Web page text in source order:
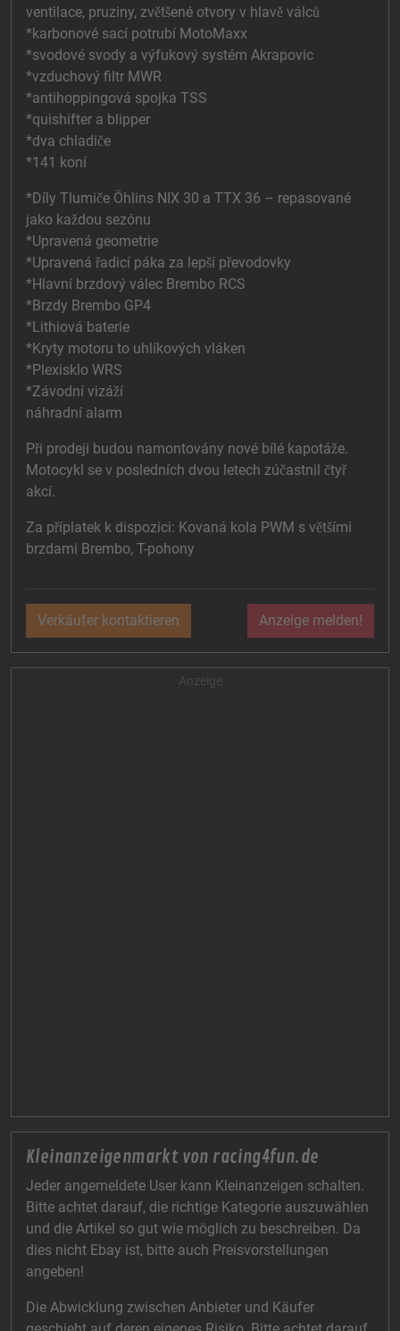
ventilace, pruziny, zvětšené otvory v hlavě válců
*karbonové sací potrubí MotoMaxx
*svodové svody a výfukový systém Akrapovic
*vzduchový filtr MWR
*antihoppingová spojka TSS
*quishifter a blipper
*dva chladiče
*141 koní
*Díly Tlumiče Öhlins NIX 30 a TTX 36 – repasované
jako každou sezónu
*Upravená geometrie
*Upravená řadicí páka za lepší převodovky
*Hlavní brzdový válec Brembo RCS
*Brzdy Brembo GP4
*Lithiová baterie
*Kryty motoru to uhlíkových vláken
*Plexisklo WRS
*Závodní vizáží
náhradní alarm
Při prodeji budou namontovány nové bílé kapotáže.
Motocykl se v posledních dvou letech zúčastnil čtyř
akcí.
Za příplatek k dispozici: Kovaná kola PWM s většími
brzdami Brembo, T-pohony
Verkäufer kontaktieren Anzeige melden!
Anzeige
Kleinanzeigenmarkt von racing4fun.de
Jeder angemeldete User kann Kleinanzeigen schalten.
Bitte achtet darauf, die richtige Kategorie auszuwählen
und die Artikel so gut wie möglich zu beschreiben. Da
dies nicht Ebay ist, bitte auch Preisvorstellungen
angeben!
Die Abwicklung zwischen Anbieter und Käufer